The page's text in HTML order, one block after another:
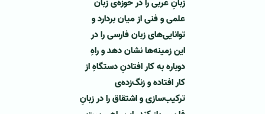
زبانِ عربی را در حوزه‌ی زبان
علمی و فنی از میان بردارد و
توانایی‌های زبان فارسی را در
این زمینه‌ها نشان دهد و راهِ
دوباره به كار افتادنِ دستگاهِ از
كار افتاده و زنگ‌زده‌ی
تركیب‌سازی و اشتقاق را در زبانِ